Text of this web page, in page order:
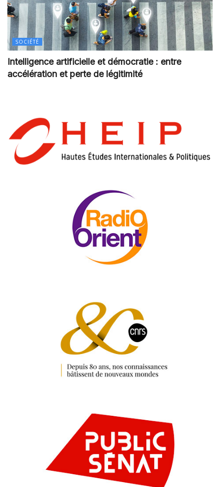
SOCIÉTÉ
Intelligence artificielle et démocratie : entre
accélération et perte de légitimité